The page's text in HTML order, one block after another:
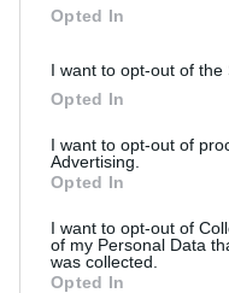
Opted In
I want to opt-out of the
Opted In
I want to opt-out of
Advertising.
Opted In
I want to opt-out of
of my Personal Data
was collected.
Opted In